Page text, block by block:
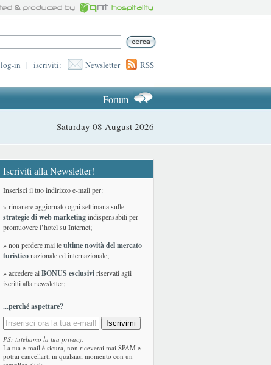
log-in | iscriviti: Newsletter RSS
Forum
Saturday 08 August 2026
Iscriviti alla Newsletter!
Inserisci il tuo indirizzo e-mail per:
» rimanere aggiornato ogni settimana sulle
strategie di web marketingindispensabili per
promuovere l’hotel su Internet;
» non perdere mai leultime novità del mercato
turisticonazionale ed internazionale;
» accedere aiBONUS esclusiviriservati agli
iscritti alla newsletter;
...perché aspettare?
PS: tuteliamo la tua privacy.
La tua e-mail è sicura, non riceverai mai SPAM e
potrai cancellarti in qualsiasi momento con un